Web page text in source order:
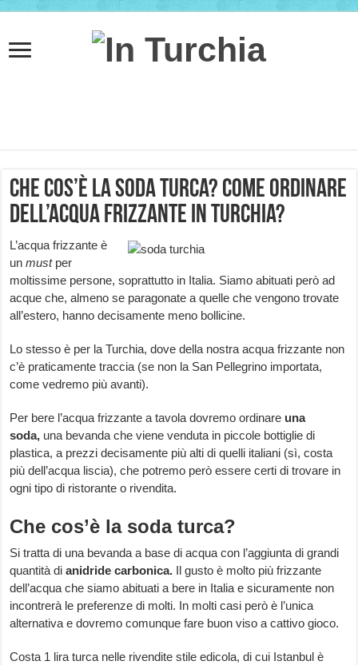
Che cos’è la soda turca? Come ordinare
dell’acqua frizzante in Turchia?
L’acqua frizzante è
unmust per
moltissime persone, soprattutto in Italia. Siamo abituati però ad
acque che, almeno se paragonate a quelle che vengono trovate
all’estero, hanno decisamente meno bollicine.
Lo stesso è per la Turchia, dove della nostra acqua frizzante non
c’è praticamente traccia (se non la San Pellegrino importata,
come vedremo più avanti).
Per bere l’acqua frizzante a tavola dovremo ordinare una
soda, una bevanda che viene venduta in piccole bottiglie di
plastica, a prezzi decisamente più alti di quelli italiani (sì, costa
più dell’acqua liscia), che potremo però essere certi di trovare in
ogni tipo di ristorante o rivendita.
Che cos’è la soda turca?
Si tratta di una bevanda a base di acqua con l’aggiunta di grandi
quantità dianidride carbonica. Il gusto è molto più frizzante
dell’acqua che siamo abituati a bere in Italia e sicuramente non
incontrerà le preferenze di molti. In molti casi però è l’unica
alternativa e dovremo comunque fare buon viso a cattivo gioco.
Costa 1 lira turca nelle rivendite stile edicola, di cui Istanbul è